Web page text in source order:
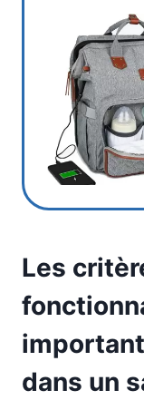
Les
dans un